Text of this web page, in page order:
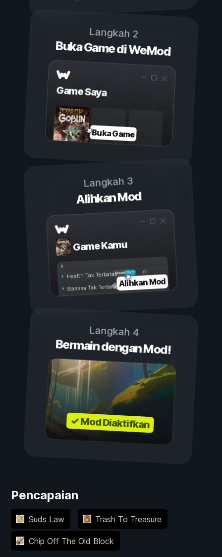
Langkah 2
Buka Game di WeMod
Game Saya
Buka Game
Langkah 3
Alihkan Mod
Game Kamu
Aktif
Nonaktif
Health Tak Terbatas
Stamina Tak TerbatasAlihkan Mod
Langkah 4
Bermain dengan Mod!
✓ Mod Diaktifkan
Pencapaian
Suds Law Trash To Treasure
Chip Off The Old Block